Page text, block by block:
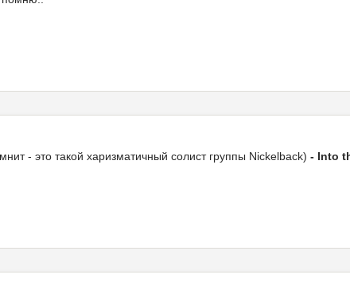
- это такой харизматичный солист группы Nickelback) - Into